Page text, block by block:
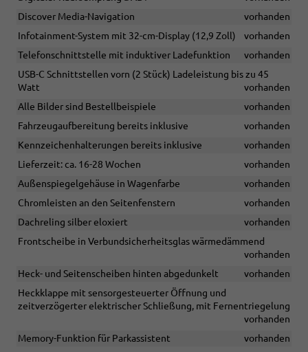
Discover Media-Navigation
vorhanden
Infotainment-System mit 32-cm-Display (12,9 Zoll)
vorhanden
Telefonschnittstelle mit induktiver Ladefunktion
vorhanden
USB-C Schnittstellen vorn (2 Stück) Ladeleistung bis zu 45
Watt
vorhanden
Alle Bilder sind Bestellbeispiele
vorhanden
Fahrzeugaufbereitung bereits inklusive
vorhanden
Kennzeichenhalterungen bereits inklusive
vorhanden
Lieferzeit: ca. 16-28 Wochen
vorhanden
Außenspiegelgehäuse in Wagenfarbe
vorhanden
Chromleisten an den Seitenfenstern
vorhanden
Dachreling silber eloxiert
vorhanden
Frontscheibe in Verbundsicherheitsglas wärmedämmend
vorhanden
Heck- und Seitenscheiben hinten abgedunkelt
vorhanden
Heckklappe mit sensorgesteuerter Öffnung und
zeitverzögerter elektrischer Schließung, mit Fernentriegelung
vorhanden
Memory-Funktion für Parkassistent
vorhanden